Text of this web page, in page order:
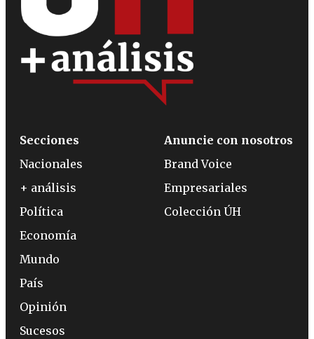
Secciones
Nacionales
+ análisis
Política
Economía
Mundo
País
Opinión
Sucesos
Anuncie con nosotros
Brand Voice
Empresariales
Colección ÚH